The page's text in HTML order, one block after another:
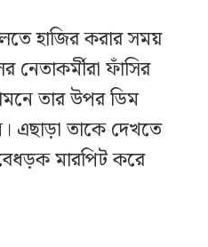
হাজির করার সময়
নেতাকর্মীরা ফাঁসির
তার উপর ডিম
এছাড়া তাকে দেখতে
মারপিট করে